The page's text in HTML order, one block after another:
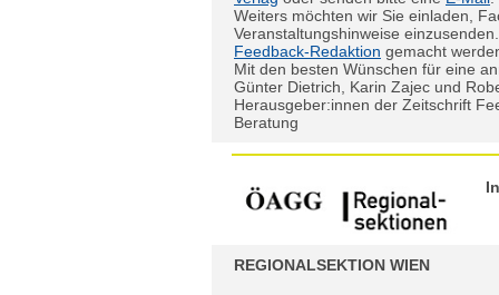
Weiters möchten wir Sie einladen,
Veranstaltungshinweise
Feedback-Redaktion gemacht
Mit den besten Wünschen für eine
Günter Dietrich, Karin Zajec und
Herausgeber:innen der Zeitschrift
Beratung
REGIONALSEKTION WIEN